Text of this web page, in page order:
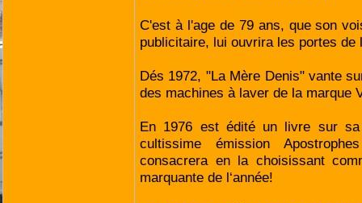
C'est à l'age de 79 ans, que son
publicitaire, lui ouvrira les portes de
Dés 1972, "La Mère Denis" vante
des machines à laver de la marque
En 1976 est édité un livre sur
cultissime émission
consacrera en la choisissant
marquante de l‘année!